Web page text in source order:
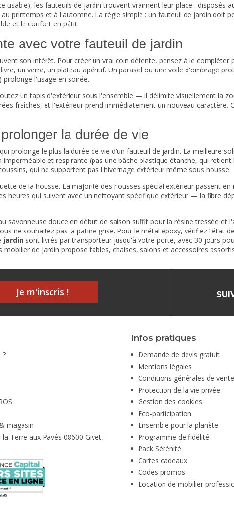
usable), les fauteuils de jardin trouvent vraiment leur place :
printemps et à l'automne. La règle simple : un fauteuil de jardin doit
et le confort en pâtit.
avec votre fauteuil de jardin
son intérêt. Pour créer un vrai coin détente, pensez à le
un verre, un plateau apéritif. Un parasol ou une voile d'ombrage
prolonge l'usage en soirée.
un tapis d'extérieur sous l'ensemble — il délimite visuellement la
fraîches, et l'extérieur prend immédiatement un nouveau
la durée de vie
prolonge le plus la durée de vie d'un fauteuil de jardin. La meilleure
et respirante (pas une bâche plastique étanche, qui
qui ne supportent pas l'hivernage extérieur même sous housse.
de la housse. La majorité des housses spécial extérieur passent
heures qui suivent avec un nettoyant spécifique extérieur — la fibre
savonneuse douce en début de saison suffit pour la résine tressée et
ne souhaitez pas la patine grise. Pour le métal époxy, vérifiez
jardin sont livrés par transporteur jusqu'à votre porte, avec 30 jours
mobilier de jardin propose tables, chaises, salons et accessoires
Je m'inscris !
?
magasin
Terre aux Pavés 08600 Givet,
Infos pratiques
Demande de devis gratuit
Mentions légales
Conditions générales de vente
Protection de la vie privée
Gestion des cookies
Eco-participation
Ensemble pour la planète
Programme de fidélité
Pack Sérénité
Cartes cadeaux
Codes promos
Location de mobilier